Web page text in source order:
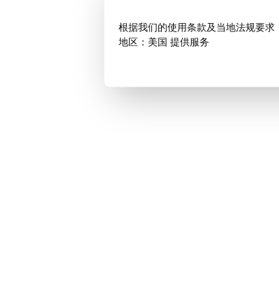
根据我们的使用条款及当地法规要求
地区：美国 提供服务